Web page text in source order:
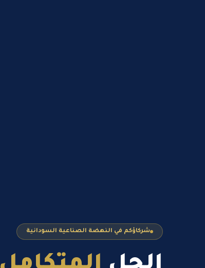
شركاؤكم في النهضة الصناعية السودانية